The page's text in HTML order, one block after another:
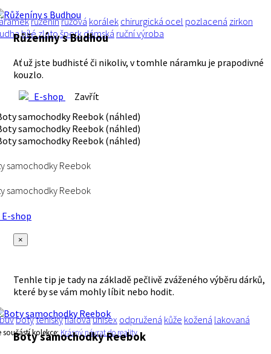
růženínrůžová korálek chirurgická ocel pozlacená zirkon
bílé zlato šperk dámská ruční výroba
Růženíny s Budhou
Ať už jste budhisté či nikoliv, v tomhle náramku je prapodivné
kouzlo.
E-shop
Zavřít
samochodky Reebok
samochodky Reebok
shop
×
Tenhle tip je tady na základě pečlivě zváženého výběru dárků,
které by se vám mohly líbit nebo hodit.
botyteniskyfialováunisex odpružená kůže kožená lakovaná
součástí kolekce:Krásný návrat do reality
Boty samochodky Reebok